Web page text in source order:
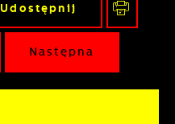
Udostępnij
Następna